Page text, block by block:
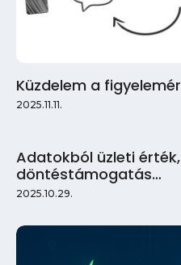
Küzdelem a
2025.11.11.
Adatokból üzleti
döntéstámogatás…
2025.10.29.